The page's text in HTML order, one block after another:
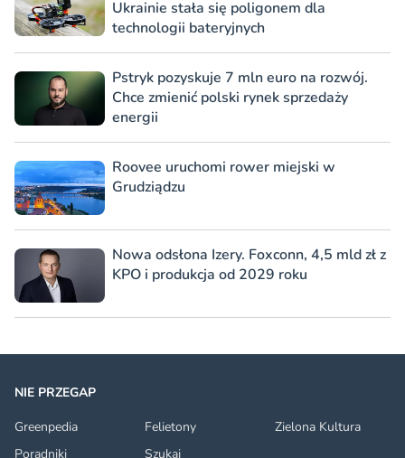
Ukrainie stała się poligonem dla
technologii bateryjnych
Pstryk pozyskuje 7 mln euro na rozwój.
Chce zmienić polski rynek sprzedaży
energii
Roovee uruchomi rower miejski w
Grudziądzu
Nowa odsłona Izery. Foxconn, 4,5 mld zł z
KPO i produkcja od 2029 roku
NIE PRZEGAP
Greenpedia
Felietony
Zielona Kultura
Poradniki
Szukaj